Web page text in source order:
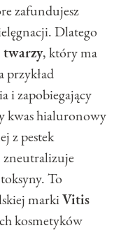
zafundujesz
Dlatego
twarzy, który ma
przykład
i zapobiegający
kwas hialuronowy
z pestek
To
markiVitis
kosmetyków